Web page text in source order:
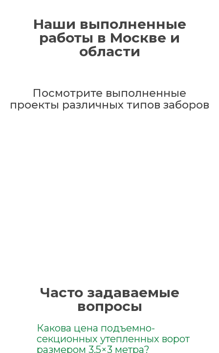
Наши выполненные
работы в Москве и
области
Посмотрите выполненные
проекты различных типов заборов
Часто задаваемые
вопросы
Какова цена подъемно-
секционных утепленных ворот
размером 3,5×3 метра?